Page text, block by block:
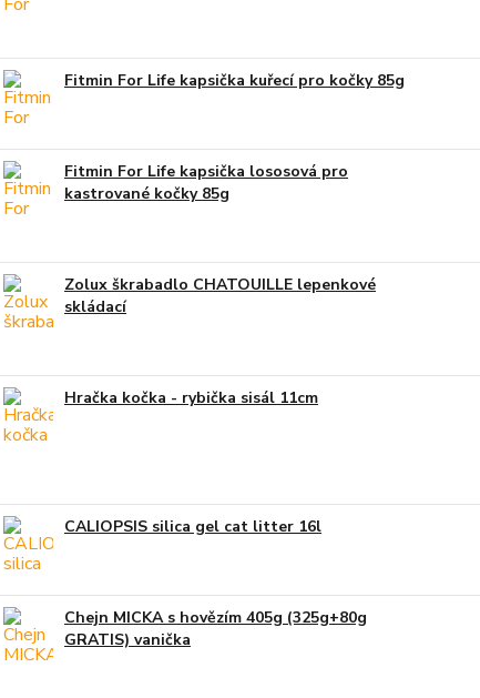
Fitmin For Life kapsička kuřecí pro kočky 85g
Fitmin For Life kapsička lososová pro
kastrované kočky 85g
Zolux škrabadlo CHATOUILLE lepenkové
skládací
Hračka kočka - rybička sisál 11cm
CALIOPSIS silica gel cat litter 16l
Chejn MICKA s hovězím 405g (325g+80g
GRATIS) vanička